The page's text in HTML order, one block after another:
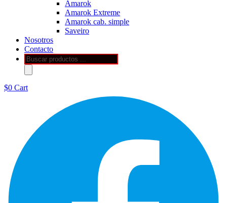
Amarok
Amarok Extreme
Amarok cab. simple
Saveiro
Nosotros
Contacto
Búsqueda
de
productos
$0 Cart